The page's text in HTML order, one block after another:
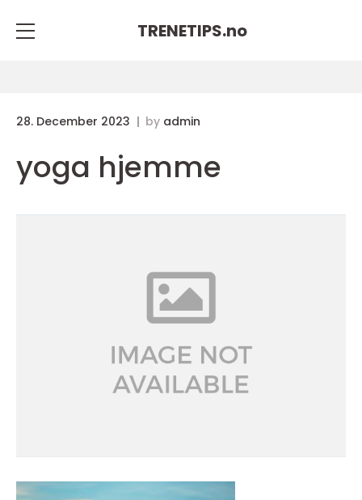
TRENETIPS.no
28. December 2023 by admin
yoga hjemme